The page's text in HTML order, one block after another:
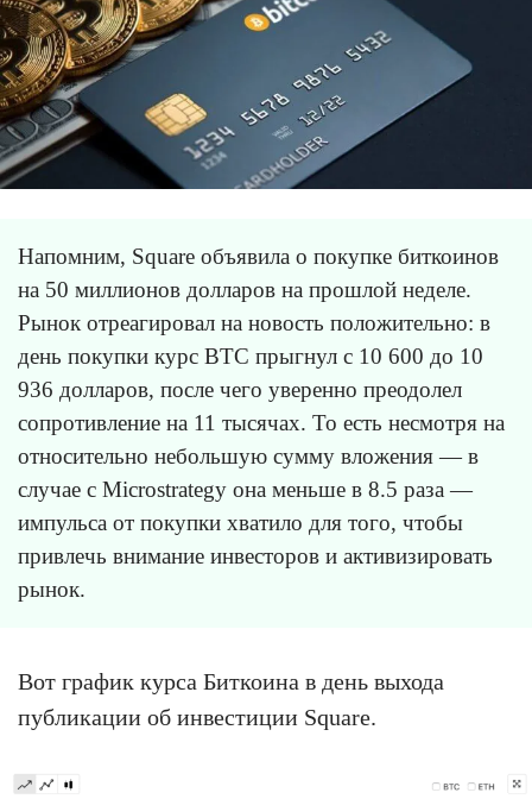
Напомним, Square объявила о покупке биткоинов
на 50 миллионов долларов на прошлой неделе.
Рынок отреагировал на новость положительно: в
день покупки курс BTC прыгнул с 10 600 до 10
936 долларов, после чего уверенно преодолел
сопротивление на 11 тысячах. То есть несмотря на
относительно небольшую сумму вложения — в
случае с Microstrategy она меньше в 8.5 раза —
импульса от покупки хватило для того, чтобы
привлечь внимание инвесторов и активизировать
рынок.
Вот график курса Биткоина в день выхода
публикации об инвестиции Square.